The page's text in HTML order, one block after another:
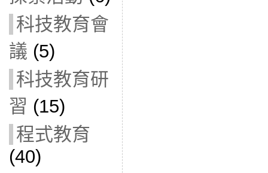
科技教育會
議 (5)
科技教育研
習 (15)
程式教育
(40)